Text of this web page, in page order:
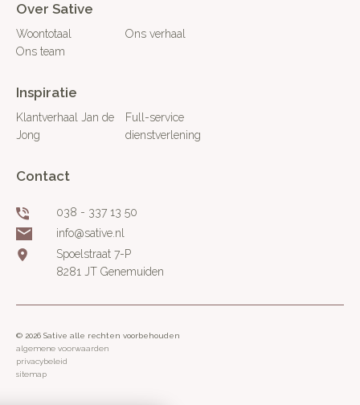
Over Sative
Woontotaal
Ons verhaal
Ons team
Inspiratie
Klantverhaal Jan de
Jong
Full-service
dienstverlening
Contact
038 - 337 13 50
info@sative.nl
Spoelstraat 7-P
8281 JT Genemuiden
© 2026 Sative alle rechten voorbehouden
algemene voorwaarden
privacybeleid
sitemap